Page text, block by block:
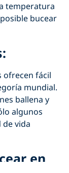
temperatura
bucear
:
ofrecen fácil
mundial.
ballena y
algunos
vida
en